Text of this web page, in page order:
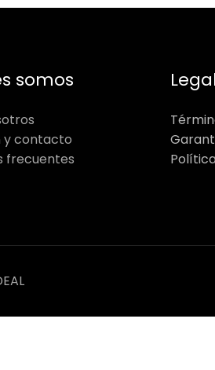
somos
y contacto
frecuentes
Legal